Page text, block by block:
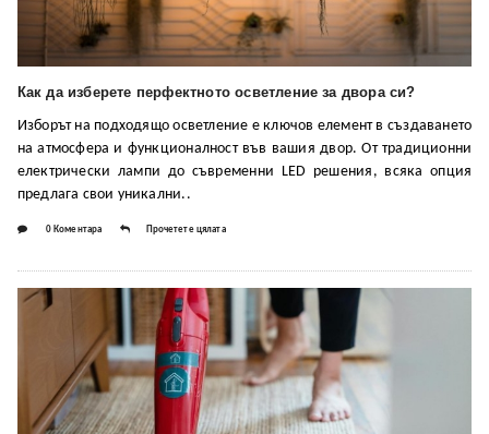
Как да изберете перфектното осветление за двора си?
Изборът на подходящо осветление е ключов елемент в създаването
на атмосфера и функционалност във вашия двор. От традиционни
електрически лампи до съвременни LED решения, всяка опция
предлага свои уникални..
0 Коментара Прочетете цялата